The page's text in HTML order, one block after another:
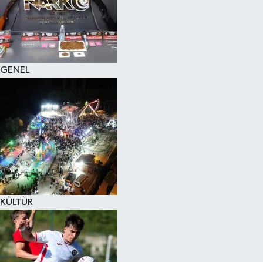
GENEL
KÜLTÜR
KÜLTÜR SANAT
MAGAZİN
SAĞLIK
SİYASET
SPOR
TEKNOLOJİ
VİZYONDAKİLER
YAŞAM